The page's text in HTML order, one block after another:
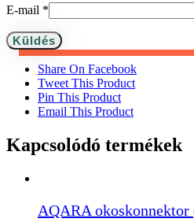
E-mail *
Share On Facebook
Tweet This Product
Pin This Product
Email This Product
Kapcsolódó termékek
AQARA okoskonnektor